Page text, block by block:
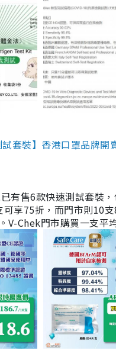
套裝】香港口罩品牌
有售6款快速測試套裝
可享75折，而門市則10
V-Chek門市購買一支平